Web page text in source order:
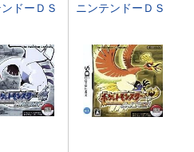
ドーＤＳ ニンテンドーＤＳ